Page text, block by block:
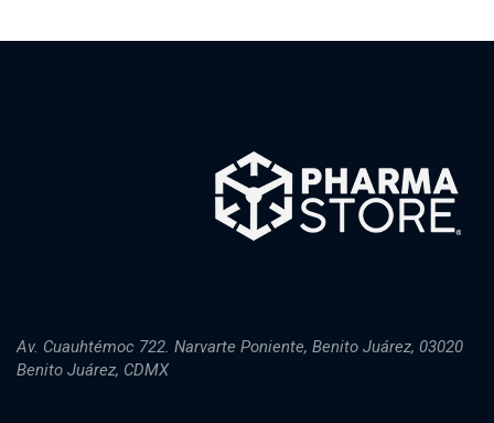
Av. Cuauhtémoc 722. Narvarte Poniente, Benito Juárez, 03020
Benito Juárez, CDMX